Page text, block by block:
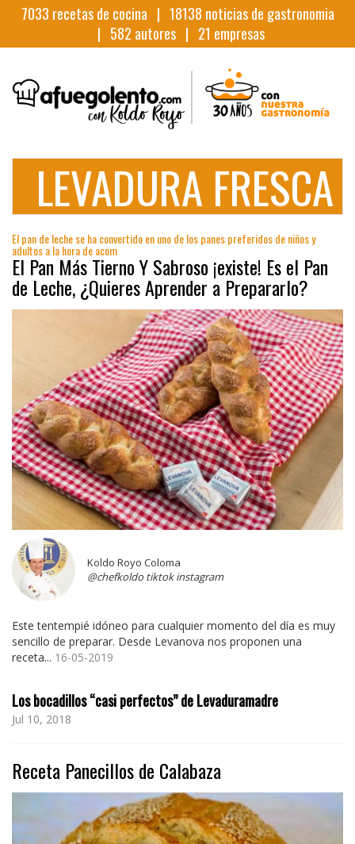
7033 recetas de cocina | 18138 noticias de gastronomia
| 582 autores | 21 empresas
LEVADURA FRESCA
El pan de leche se ha convertido en uno de los panes preferidos de niños y
adultos a la hora de acom
El Pan Más Tierno Y Sabroso ¡existe! Es el Pan
de Leche, ¿Quieres Aprender a Prepararlo?
Koldo Royo Coloma
@chefkoldo tiktok instagram
Este tentempié idóneo para cualquier momento del día es muy
sencillo de preparar. Desde Levanova nos proponen una
receta... 16-05-2019
Los bocadillos “casi perfectos” de Levaduramadre
Jul 10, 2018
Receta Panecillos de Calabaza